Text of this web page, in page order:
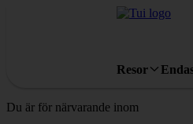
Resor
Du är för närvarande inom